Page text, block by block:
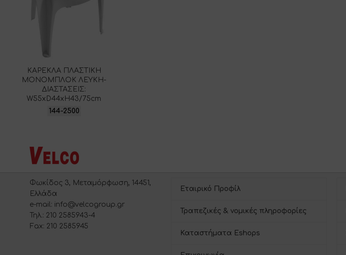
ΚΑΡΕΚΛΑ ΠΛΑΣΤΙΚΗ
ΜΟΝΟΜΠΛΟΚ ΛΕΥΚΗ-
ΔΙΑΣΤΑΣΕΙΣ:
W55xD44xH43/75cm
144-2500
Φωκίδος 3, Μεταμόρφωση, 14451,
Ελλάδα
e-mail: info@velcogroup.gr
Τηλ.: 210 2585943-4
Fax: 210 2585945
Εταιρικό Προφίλ
Τραπεζικές & νομικές πληροφορίες
Καταστήματα Eshops